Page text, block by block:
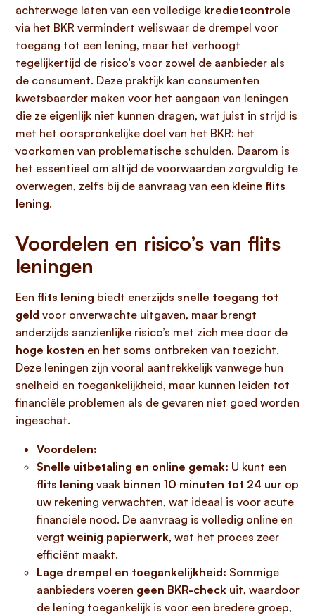
achterwege laten van een volledige kredietcontrole
via het BKR vermindert weliswaar de drempel voor
toegang tot een lening, maar het verhoogt
tegelijkertijd de risico’s voor zowel de aanbieder als
de consument. Deze praktijk kan consumenten
kwetsbaarder maken voor het aangaan van leningen
die ze eigenlijk niet kunnen dragen, wat juist in strijd is
met het oorspronkelijke doel van het BKR: het
voorkomen van problematische schulden. Daarom is
het essentieel om altijd de voorwaarden zorgvuldig te
overwegen, zelfs bij de aanvraag van een kleine flits
lening.
Voordelen en risico’s van flits
leningen
Een flits lening biedt enerzijds snelle toegang tot
geld voor onverwachte uitgaven, maar brengt
anderzijds aanzienlijke risico’s met zich mee door de
hoge kosten en het soms ontbreken van toezicht.
Deze leningen zijn vooral aantrekkelijk vanwege hun
snelheid en toegankelijkheid, maar kunnen leiden tot
financiële problemen als de gevaren niet goed worden
ingeschat.
Voordelen:
Snelle uitbetaling en online gemak: U kunt een
flits lening vaak binnen 10 minuten tot 24 uur op
uw rekening verwachten, wat ideaal is voor acute
financiële nood. De aanvraag is volledig online en
vergt weinig papierwerk, wat het proces zeer
efficiënt maakt.
Lage drempel en toegankelijkheid: Sommige
aanbieders voeren geen BKR-check uit, waardoor
de lening toegankelijk is voor een bredere groep,